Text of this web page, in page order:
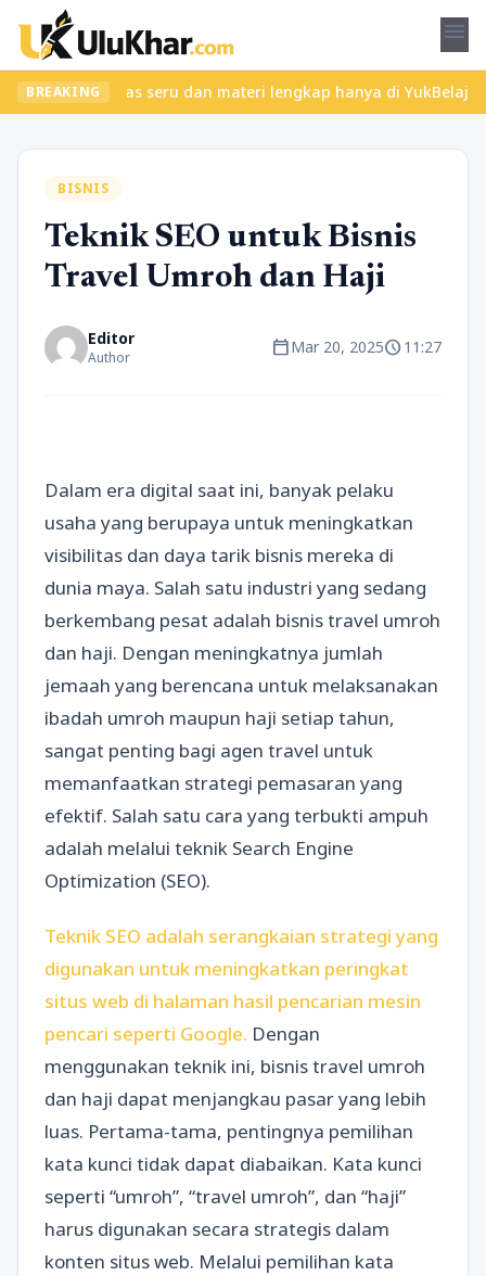
menu
BREAKING
kelas seru dan materi lengkap hanya di
BISNIS
Teknik SEO untuk Bisnis
Travel Umroh dan Haji
Editor
Author calendar_todayMar 20, 2025schedule11:27
Dalam era digital saat ini, banyak pelaku
usaha yang berupaya untuk meningkatkan
visibilitas dan daya tarik bisnis mereka di
dunia maya. Salah satu industri yang sedang
berkembang pesat adalah bisnis travel umroh
dan haji. Dengan meningkatnya jumlah
jemaah yang berencana untuk melaksanakan
ibadah umroh maupun haji setiap tahun,
sangat penting bagi agen travel untuk
memanfaatkan strategi pemasaran yang
efektif. Salah satu cara yang terbukti ampuh
adalah melalui teknik Search Engine
Optimization (SEO).
Teknik SEO adalah serangkaian strategi yang
digunakan untuk meningkatkan peringkat
situs web di halaman hasil pencarian mesin
pencari seperti Google. Dengan
menggunakan teknik ini, bisnis travel umroh
dan haji dapat menjangkau pasar yang lebih
luas. Pertama-tama, pentingnya pemilihan
kata kunci tidak dapat diabaikan. Kata kunci
seperti “umroh”, “travel umroh”, dan “haji”
harus digunakan secara strategis dalam
konten situs web. Melalui pemilihan kata